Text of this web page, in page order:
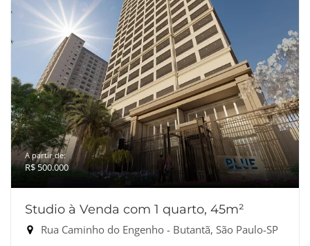
A partir de:
R$ 500.000
Studio à Venda com 1 quarto, 45m²
Rua Caminho do Engenho - Butantã, São Paulo-SP